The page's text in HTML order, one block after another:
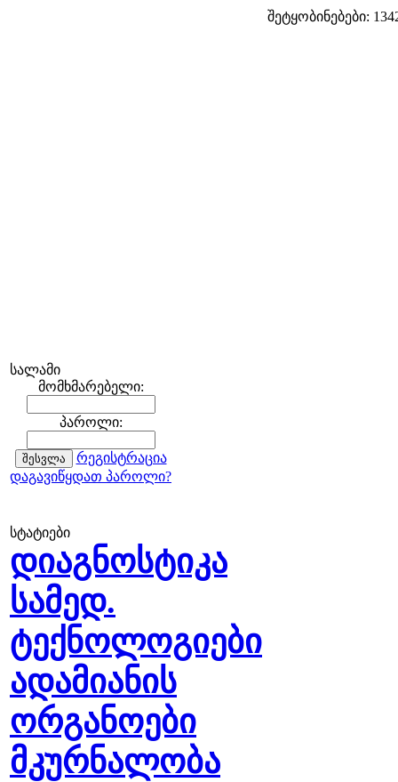
სალამი
მომხმარებელი:
პაროლი:
რეგისტრაცია
დაგავიწყდათ პაროლი?
სტატიები
დიაგნოსტიკა
სამედ.
ტექნოლოგიები
ადამიანის
ორგანოები
მკურნალობა
შეტყობინებები: